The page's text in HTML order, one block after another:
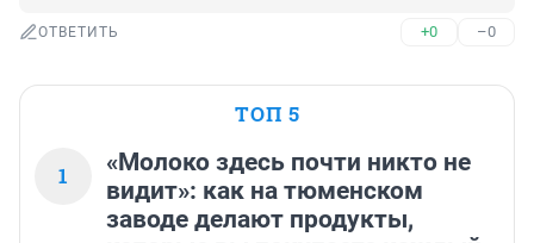
ОТВЕТИТЬ +0 –0
ТОП 5
1
«Молоко здесь почти никто не
видит»: как на тюменском
заводе делают продукты,